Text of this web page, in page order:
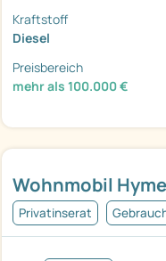
Wohnmobil
Privatinserat
Kraftstoff
Diesel
Preisbereich
mehr als 100.000 €